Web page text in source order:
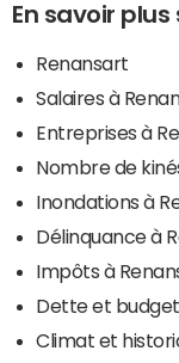
En savoir
Renansart
Salaires à
Entreprises à
Nombre de
Inondations à
Délinquance à
Impôts à
Dette et
Climat et